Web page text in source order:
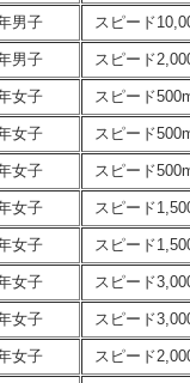
男子 スピード
男子 スピード
女子 スピード
女子 スピード
女子 スピード
女子 スピード
女子 スピード
女子 スピード
女子 スピード
女子 スピード